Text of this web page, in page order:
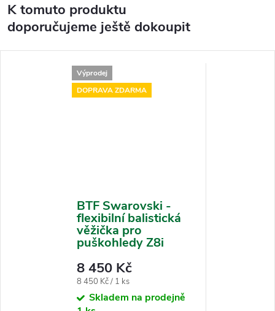
K tomuto produktu
doporučujeme ještě dokoupit
Výprodej
DOPRAVA ZDARMA
BTF Swarovski -
flexibilní balistická
věžička pro
puškohledy Z8i
8 450 Kč
Měrná
cena:
8 450 Kč / 1 ks
Skladem na prodejně